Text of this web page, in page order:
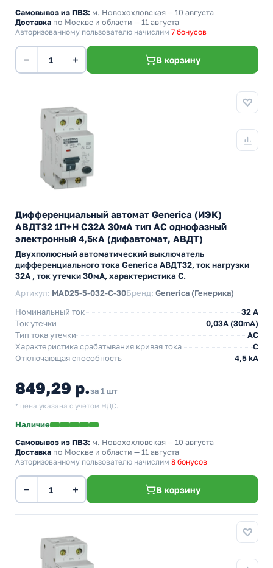
Самовывоз из ПВЗ: м. Новохохловская — 10 августа
Доставка по Москве и области — 11 августа
Авторизованному пользователю начислим 7 бонусов
− + В корзину
Дифференциальный автомат Generica (ИЭК)
АВДТ32 1П+Н C32А 30мА тип АС однофазный
электронный 4,5кА (дифавтомат, АВДТ)
Двухполюсный автоматический выключатель
дифференциального тока Generica АВДТ32, ток нагрузки
32А , ток утечки 30мА, характеристика С.
Артикул: MAD25-5-032-C-30Бренд: Generica (Генерика)
Номинальный ток
32 А
Ток утечки
0,03A (30mA)
Тип тока утечки
AC
Характеристика срабатывания кривая тока
C
Отключающая способность
4,5 kA
849,29 р.за 1 шт
* цена указана с учетом НДС.
Наличие
Самовывоз из ПВЗ: м. Новохохловская — 10 августа
Доставка по Москве и области — 11 августа
Авторизованному пользователю начислим 8 бонусов
− + В корзину